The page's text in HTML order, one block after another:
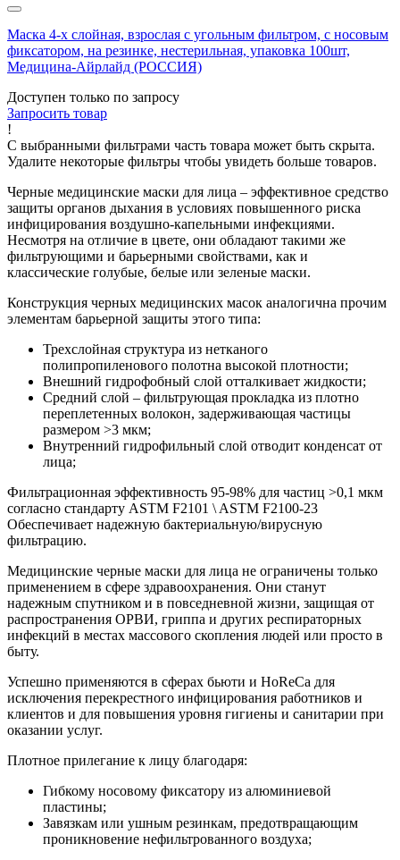
Маска 4-х слойная, взрослая с угольным фильтром, с носовым
фиксатором, на резинке, нестерильная, упаковка 100шт,
Медицина-Айрлайд (РОССИЯ)
Доступен только по запросу
Запросить товар
!
С выбранными фильтрами часть товара может быть скрыта.
Удалите некоторые фильтры чтобы увидеть больше товаров.
Черные медицинские маски для лица – эффективное средство
защиты органов дыхания в условиях повышенного риска
инфицирования воздушно-капельными инфекциями.
Несмотря на отличие в цвете, они обладают такими же
фильтрующими и барьерными свойствами, как и
классические голубые, белые или зеленые маски.
Конструкция черных медицинских масок аналогична прочим
элементам барьерной защиты этого типа:
Трехслойная структура из нетканого
полипропиленового полотна высокой плотности;
Внешний гидрофобный слой отталкивает жидкости;
Средний слой – фильтрующая прокладка из плотно
переплетенных волокон, задерживающая частицы
размером >3 мкм;
Внутренний гидрофильный слой отводит конденсат от
лица;
Фильтрационная эффективность 95-98% для частиц >0,1 мкм
согласно стандарту ASTM F2101 \ ASTM F2100-23
Обеспечивает надежную бактериальную/вирусную
фильтрацию.
Медицинские черные маски для лица не ограничены только
применением в сфере здравоохранения. Они станут
надежным спутником и в повседневной жизни, защищая от
распространения ОРВИ, гриппа и других респираторных
инфекций в местах массового скопления людей или просто в
быту.
Успешно применяются в сферах бьюти и HoReCa для
исключения перекрестного инфицирования работников и
клиентов и для повышения уровня гигиены и санитарии при
оказании услуг.
Плотное прилегание к лицу благодаря:
Гибкому носовому фиксатору из алюминиевой
пластины;
Завязкам или ушным резинкам, предотвращающим
проникновение нефильтрованного воздуха;